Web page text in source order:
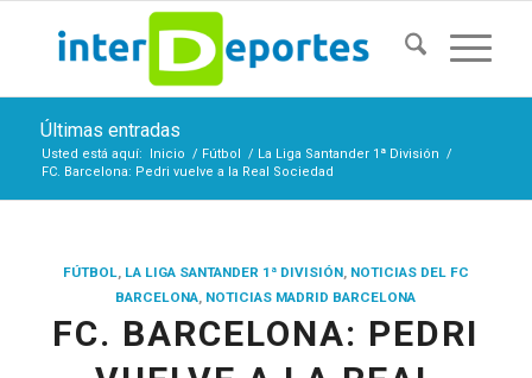
Últimas entradas
Usted está aquí: Inicio / Fútbol / La Liga Santander 1ª División /
FC. Barcelona: Pedri vuelve a la Real Sociedad
FÚTBOL, LA LIGA SANTANDER 1ª DIVISIÓN, NOTICIAS DEL FC
BARCELONA, NOTICIAS MADRID BARCELONA
FC. BARCELONA: PEDRI